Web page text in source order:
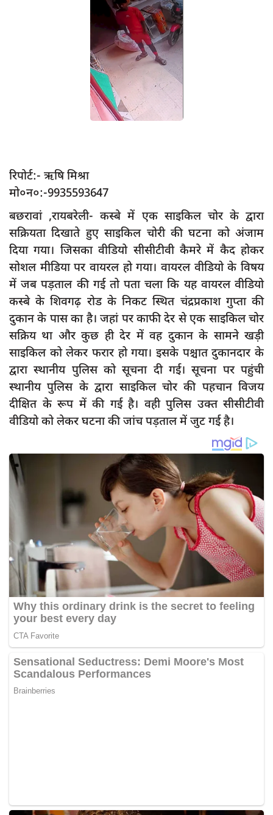
साक्षात्कार
सामाजिक
खेल
latest
प्रशासनिक
दुर्घटना
editors-pick
other
Login
Register
रिपोर्ट:- ऋषि मिश्रा
मो०न०:-9935593647
बछरावां ,रायबरेली- कस्बे में एक साइकिल चोर के द्वारा
सक्रियता दिखाते हुए साइकिल चोरी की घटना को अंजाम
दिया गया। जिसका वीडियो सीसीटीवी कैमरे में कैद होकर
सोशल मीडिया पर वायरल हो गया। वायरल वीडियो के विषय
में जब पड़ताल की गई तो पता चला कि यह वायरल वीडियो
कस्बे के शिवगढ़ रोड के निकट स्थित चंद्रप्रकाश गुप्ता की
दुकान के पास का है। जहां पर काफी देर से एक साइकिल चोर
सक्रिय था और कुछ ही देर में वह दुकान के सामने खड़ी
साइकिल को लेकर फरार हो गया। इसके पश्चात दुकानदार के
द्वारा स्थानीय पुलिस को सूचना दी गई। सूचना पर पहुंची
स्थानीय पुलिस के द्वारा साइकिल चोर की पहचान विजय
दीक्षित के रूप में की गई है। वही पुलिस उक्त सीसीटीवी
वीडियो को लेकर घटना की जांच पड़ताल में जुट गई है।